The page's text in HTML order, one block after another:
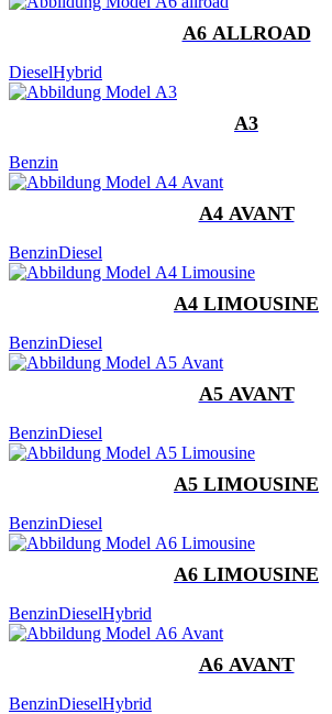
A6 ALLROAD
DieselHybrid
A3
Benzin
A4 AVANT
BenzinDiesel
A4 LIMOUSINE
BenzinDiesel
A5 AVANT
BenzinDiesel
A5 LIMOUSINE
BenzinDiesel
A6 LIMOUSINE
BenzinDieselHybrid
A6 AVANT
BenzinDieselHybrid